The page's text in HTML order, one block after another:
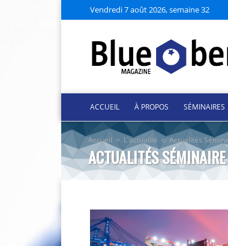
Vendredi 7 août 2026, semaine 32
ACCUEIL À PROPOS SÉMINAIRES
Accueil > L'actualité oActualités
ACTUALITÉS